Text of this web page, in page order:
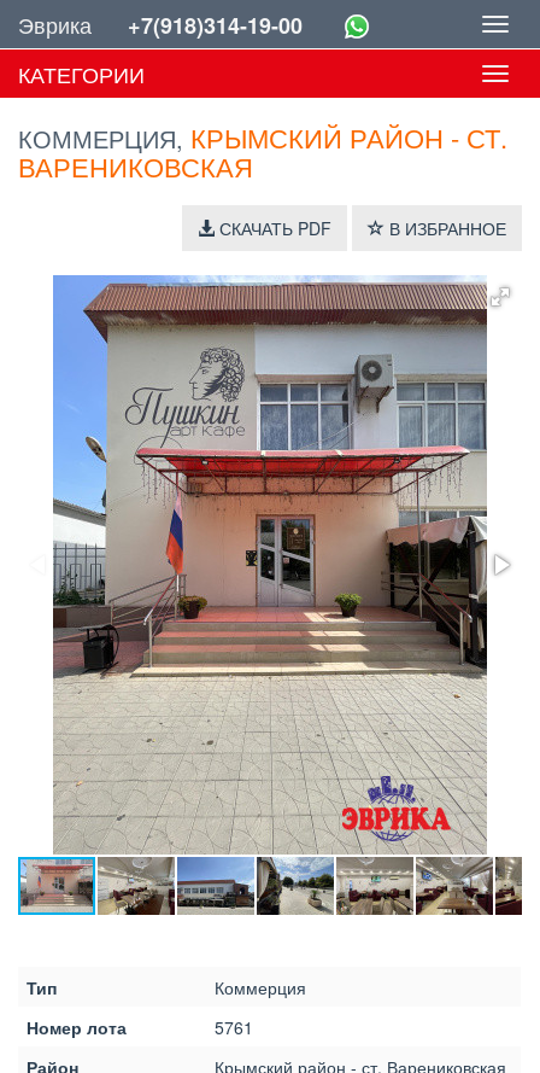
Эврика +7(918)314-19-00
КАТЕГОРИИ
КОММЕРЦИЯ, КРЫМСКИЙ РАЙОН - СТ.
ВАРЕНИКОВСКАЯ
СКАЧАТЬ PDF В ИЗБРАННОЕ
Тип
Коммерция
Номер лота
5761
Район
Крымский район - ст. Варениковская